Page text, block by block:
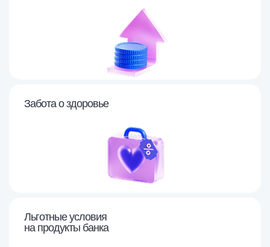
Забота о здоровье
Льготные условия
на продукты банка